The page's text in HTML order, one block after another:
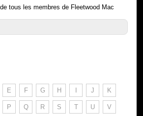
tous les membres de Fleetwood Mac
E F G H I J K
P Q R S T U V